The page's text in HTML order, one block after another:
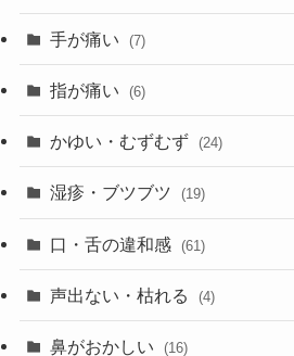
手が痛い (7)
指が痛い (6)
かゆい・むずむず (24)
湿疹・ブツブツ (19)
口・舌の違和感 (61)
声出ない・枯れる (4)
鼻がおかしい (16)